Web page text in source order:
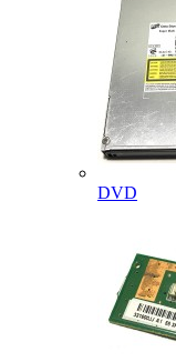
DVD